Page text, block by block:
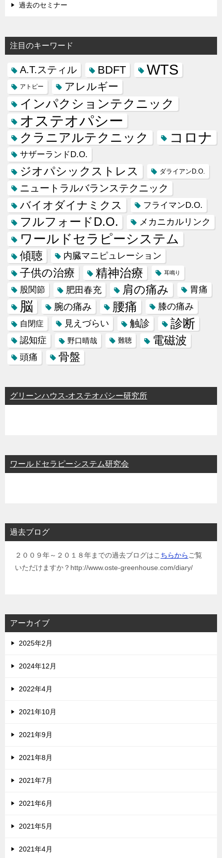
過去のセミナー
注目のキーワード
A.T.スティル BDFT WTS
アトピー アレルギー
インパクションテクニック
オステオパシー
クラニアルテクニック コロナ
サザーランドD.O.
ジオパシックストレス ダライアンD.O.
ニュートラルバランステクニック
バイオダイナミクス フライマンD.O.
フルフォードD.O. メカニカルリンク
ワールドセラピーシステム
傾聴 内臓マニピュレーション
子供の治療 精神治療 耳鳴り
股関節 肥田春充 肩の痛み 胃痛
脳 腕の痛み 腰痛 膝の痛み
自閉症 見えづらい 触診 診断
認知症 野口晴哉 難聴 電磁波
頭痛 骨盤
グリーンハウス-オステオパシー研究所
ワールドセラピーシステム研究会
過去ブログ
２００９年～２０１８年までの過去ブログはこ ちらから ご覧
いただけますか？http://www.oste-greenhouse.com/diary/
アーカイブ
2025年2月
2024年12月
2022年4月
2021年10月
2021年9月
2021年8月
2021年7月
2021年6月
2021年5月
2021年4月